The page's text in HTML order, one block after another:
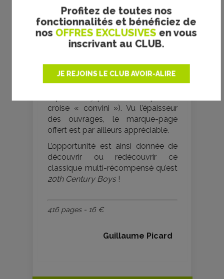
Profitez de toutes nos
fonctionnalités et bénéficiez de
nos OFFRES EXCLUSIVES en vous
inscrivant au CLUB.
JE REJOINS LE CLUB AVOIR-ALIRE
Cette intégrale sortie en 2016 au
Japon compte 11 volumes
doubles, que l’on retrouve en
France aujourd’hui avec une
néanmoins surprendre lorsque l’on
est habitué à lire « konbini » pour
désigner les traditionnelles
croise « convini »). Vu l’épaisseur
des ouvrages, le marque-page
offert est par ailleurs appréciable.
L’opportunité est ainsi donnée de
découvrir ou redécouvrir ce
classique multi-récompensé qu’est
20th Century Boys!
416 pages - 16 €
Guillaume Picard